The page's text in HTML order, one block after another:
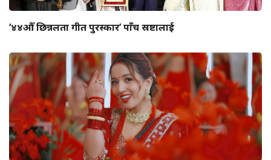
‘४४औँ छिन्नलता गीत पुरस्कार’ पाँच स्रष्टालाई